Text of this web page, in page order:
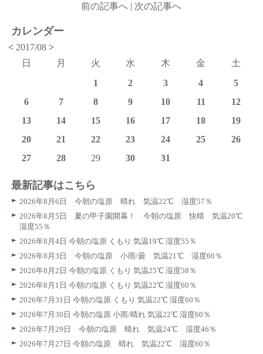
前の記事へ | 次の記事へ
カレンダー
< 2017/08>
日
月 火 水 木 金
土
1
2 3 4
5
6
7 8 9 10 11
12
13
14 15 16 17 18
19
20
21 22 23 24 25
26
27
28 29 30 31
最新記事はこちら
2026年8月6日 今朝の塩原 晴れ 気温22℃ 湿度57％
2026年8月5日 夏の甲子園開幕！ 今朝の塩原 快晴 気温20℃
湿度55％
2026年8月4日 今朝の塩原 くもり 気温19℃ 湿度55％
2026年8月3日 今朝の塩原 小雨/曇 気温21℃ 湿度60％
2026年8月2日 今朝の塩原 くもり 気温25℃ 湿度58％
2026年8月1日 今朝の塩原 くもり 気温22℃ 湿度60％
2026年7月31日 今朝の塩原 くもり 気温22℃ 湿度60％
2026年7月30日 今朝の塩原 小雨/晴れ 気温22℃ 湿度60％
2026年7月29日 今朝の塩原 晴れ 気温24℃ 湿度46％
2026年7月27日 今朝の塩原 晴れ 気温22℃ 湿度60％